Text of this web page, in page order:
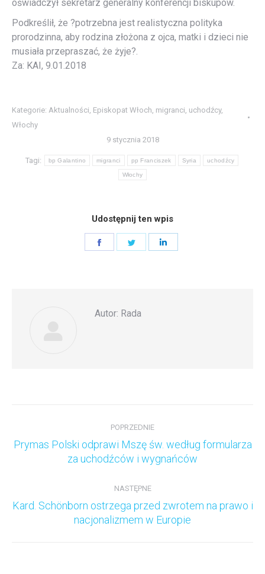
oświadczył sekretarz generalny konferencji biskupów.
Podkreślił, że ?potrzebna jest realistyczna polityka
prorodzinna, aby rodzina złożona z ojca, matki i dzieci nie
musiała przepraszać, że żyje?.
Za: KAI, 9.01.2018
Kategorie: Aktualności, Episkopat Włoch, migranci, uchodźcy,
Włochy
9 stycznia 2018
Tagi: bp Galantino migranci pp Franciszek Syria uchodźcy
Włochy
Udostępnij ten wpis
Autor: Rada
POPRZEDNIE
Poprzedni
wpis:
Prymas Polski odprawi Mszę św. według formularza
za uchodźców i wygnańców
NASTĘPNE
Następny
wpis:
Kard. Schönborn ostrzega przed zwrotem na prawo i
nacjonalizmem w Europie